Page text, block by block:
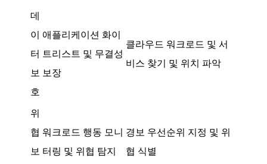
데
이
터
보
호
애플리케이션 화이
트리스트 및 무결성
보장
클라우드 워크로드 및 서
비스 찾기 및 위치 파악
위
협
보
워크로드 행동 모니
터링 및 위협 탐지
경보 우선순위 지정 및 위
협 식별